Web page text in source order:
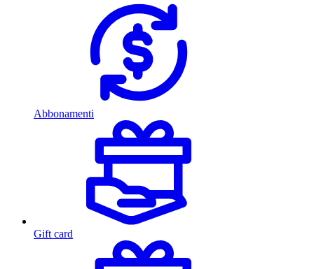
Abbonamenti
Gift card